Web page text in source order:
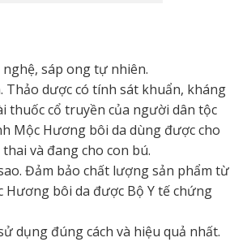
sáp ong tự nhiên.
Thảo dược có tính sát khuẩn, kháng
thuốc cổ truyền của người dân tộc
Mộc Hương bôi da dùng được cho
và đang cho con bú.
Đảm bảo chất lượng sản phẩm từ
bôi da được Bộ Y tế chứng
dụng đúng cách và hiệu quả nhất.